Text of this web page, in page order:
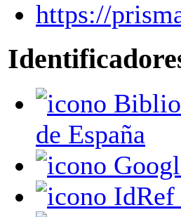
https://
de España
IdRef